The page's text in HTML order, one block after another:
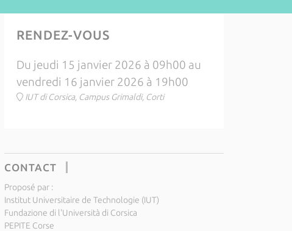
RENDEZ-VOUS
Du jeudi 15 janvier 2026 à 09h00 au
vendredi 16 janvier 2026 à 19h00
IUT di Corsica, Campus Grimaldi, Corti
CONTACT
Proposé par :
Institut Universitaire de Technologie (IUT)
Fundazione di l'Università di Corsica
PEPITE Corse